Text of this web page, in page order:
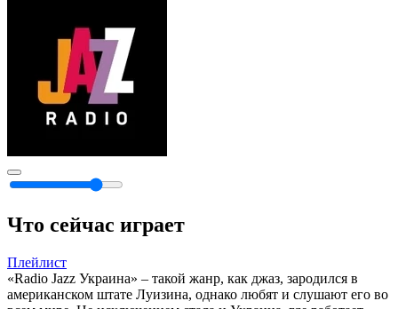
Что сейчас играет
Плейлист
«Radio Jazz Украина» – такой жанр, как джаз, зародился в
американском штате Луизина, однако любят и слушают его во